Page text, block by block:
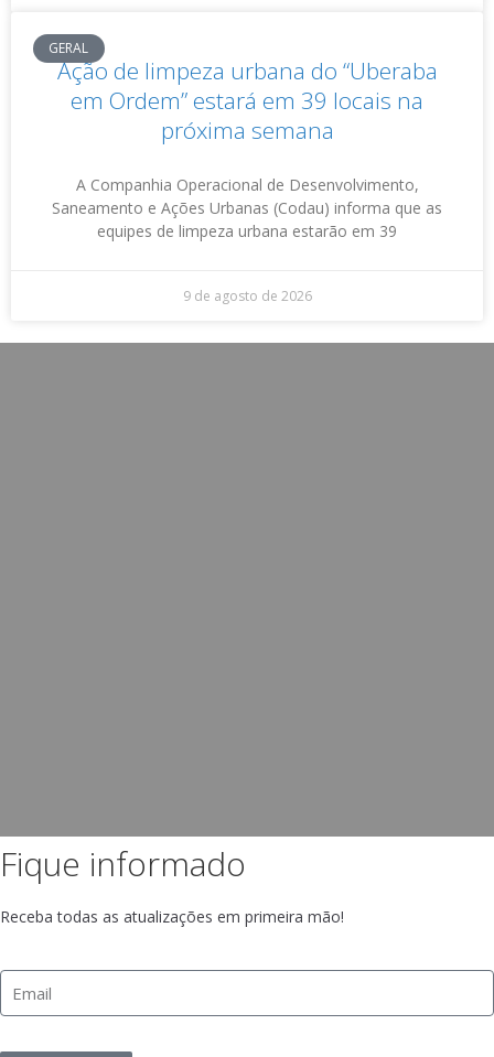
GERAL
Ação de limpeza urbana do “Uberaba
em Ordem” estará em 39 locais na
próxima semana
A Companhia Operacional de Desenvolvimento,
Saneamento e Ações Urbanas (Codau) informa que as
equipes de limpeza urbana estarão em 39
9 de agosto de 2026
Fique informado
Receba todas as atualizações em primeira mão!